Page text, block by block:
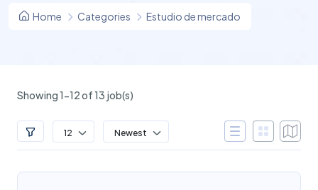
Home Categories Estudio de mercado
Showing 1-12 of 13 job(s)
12 Newest